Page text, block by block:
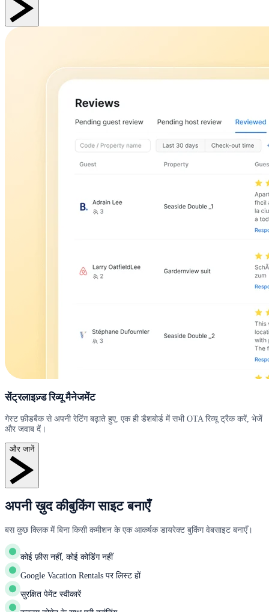
सेंट्रलाइज़्ड रिव्यू मैनेजमेंट
गेस्ट फ़ीडबैक से अपनी रेटिंग बढ़ाते हुए, एक ही डैशबोर्ड में सभी OTA रिव्यू ट्रैक करें, भेजें
और जवाब दें।
और जानें
अपनी ख़ुद कीबुकिंग साइट बनाएँ
बस कुछ क्लिक में बिना किसी कमीशन के एक आकर्षक डायरेक्ट बुकिंग वेबसाइट बनाएँ।
कोई फ़ीस नहीं, कोई कोडिंग नहीं
Google Vacation Rentals पर लिस्ट हों
सुरक्षित पेमेंट स्वीकारें